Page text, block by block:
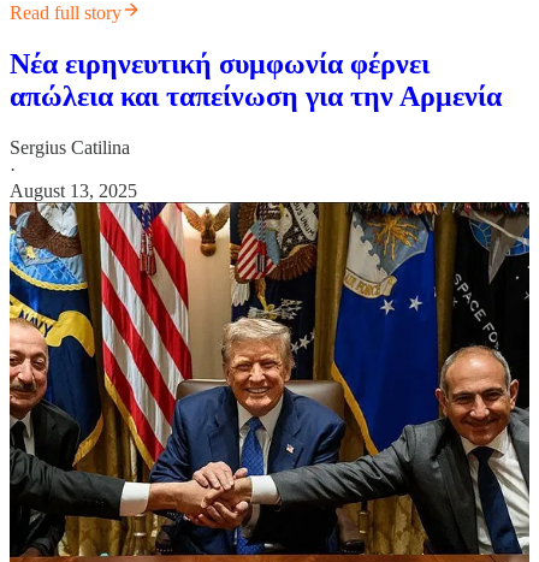
Read full story
Νέα ειρηνευτική συμφωνία φέρνει
απώλεια και ταπείνωση για την Αρμενία
Sergius Catilina
·
August 13, 2025